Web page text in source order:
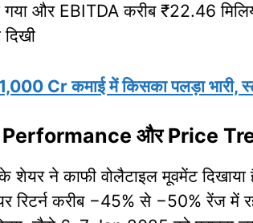
गया और EBITDA करीब ₹22.46
Cr कमाई में किसका पलड़ा भारी,
और Price
ने काफी वोलैटाइल मूवमेंट
रिटर्न करीब −45% से −50% रेंज